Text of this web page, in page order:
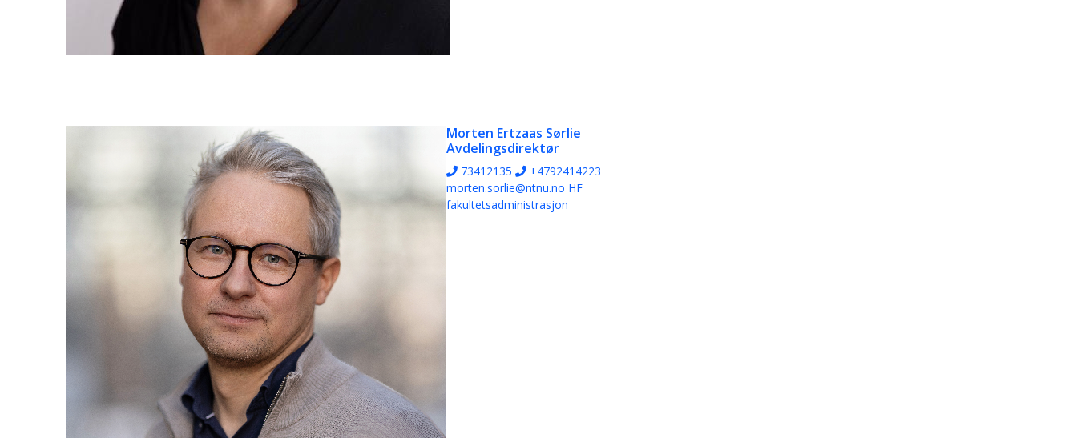
Morten Ertzaas Sørlie
Avdelingsdirektør
73412135
+4792414223
morten.sorlie@ntnu.no HF
fakultetsadministrasjon